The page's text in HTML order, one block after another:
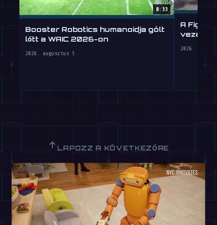
0:33
Booster Robotics humanoidja gólt
lőtt a WAIC 2026-on
2026. augusztus 5.
A
vezetni
2026. július
↑ LAPOZZ A KÖVETKEZŐRE